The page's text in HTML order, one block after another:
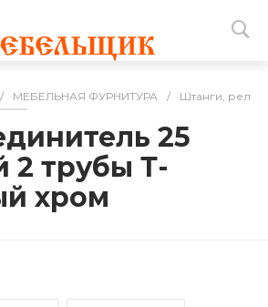
/ МЕБЕЛЬНАЯ ФУРНИТУРА / Штанги,
25
2 трубы Т-
хром